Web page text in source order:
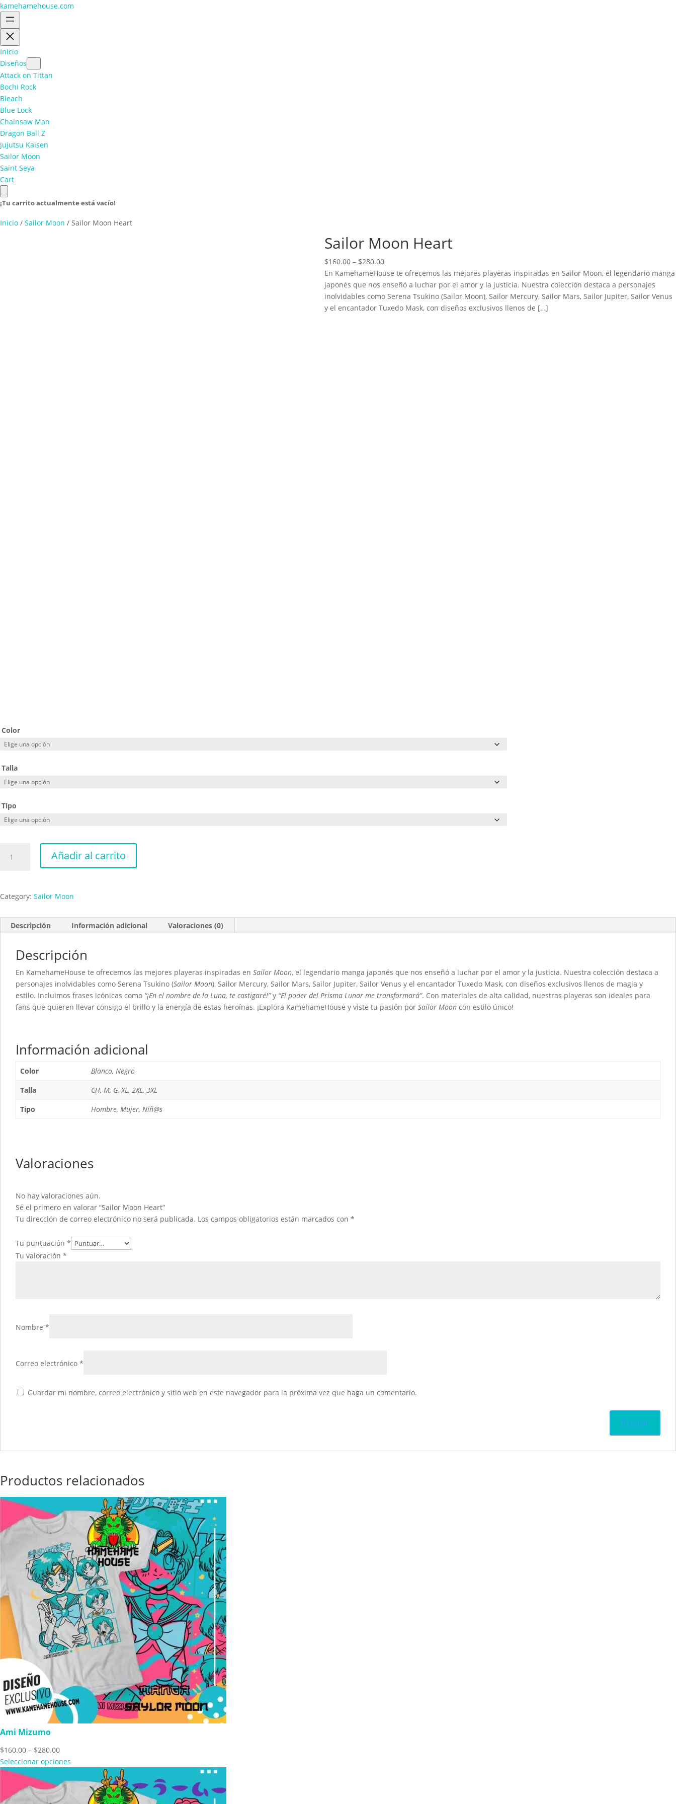
kamehamehouse.com
Inicio
Diseños
Attack on Tittan
Bochi Rock
Bleach
Blue Lock
Chainsaw Man
Dragon Ball Z
Jujutsu Kaisen
Sailor Moon
Saint Seya
Cart
¡Tu carrito actualmente está vacío!
Inicio / Sailor Moon / Sailor Moon Heart
Sailor Moon Heart
$160.00 – $280.00Price
range:
$160.00
through
$280.00
En KamehameHouse te ofrecemos las mejores playeras inspiradas en Sailor Moon, el legendario manga
japonés que nos enseñó a luchar por el amor y la justicia. Nuestra colección destaca a personajes
inolvidables como Serena Tsukino (Sailor Moon), Sailor Mercury, Sailor Mars, Sailor Jupiter, Sailor Venus
y el encantador Tuxedo Mask, con diseños exclusivos llenos de […]
Color
Talla
Tipo
Moon
Añadir al carrito
Category: Sailor Moon
Descripción Información adicional Valoraciones (0)
Descripción
En KamehameHouse te ofrecemos las mejores playeras inspiradas en Sailor Moon, el legendario manga japonés que nos enseñó a luchar por el amor y la justicia. Nuestra colección destaca a
personajes inolvidables como Serena Tsukino (Sailor Moon), Sailor Mercury, Sailor Mars, Sailor Jupiter, Sailor Venus y el encantador Tuxedo Mask, con diseños exclusivos llenos de magia y
estilo. Incluimos frases icónicas como “¡En el nombre de la Luna, te castigaré!”y “El poder del Prisma Lunar me transformará”. Con materiales de alta calidad, nuestras playeras son ideales para
fans que quieren llevar consigo el brillo y la energía de estas heroínas. ¡Explora KamehameHouse y viste tu pasión por Sailor Moon con estilo único!
Información adicional
Color
Blanco, Negro
Talla
CH, M, G, XL, 2XL, 3XL
Tipo
Hombre, Mujer, Niñ@s
Valoraciones
No hay valoraciones aún.
Sé el primero en valorar “Sailor Moon Heart”
Tu dirección de correo electrónico no será publicada. Los campos obligatorios están marcados con *
Tu puntuación *
Tu valoración *
Nombre *
Correo electrónico *
Guardar mi nombre, correo electrónico y sitio web en este navegador para la próxima vez que haga un comentario.
Productos relacionados
Ami Mizumo
$160.00 – $280.00Price
range:
through
$280.00
Seleccionar opciones